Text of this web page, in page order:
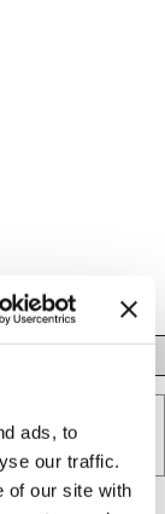
ads, to
our traffic.
of our site with
DE